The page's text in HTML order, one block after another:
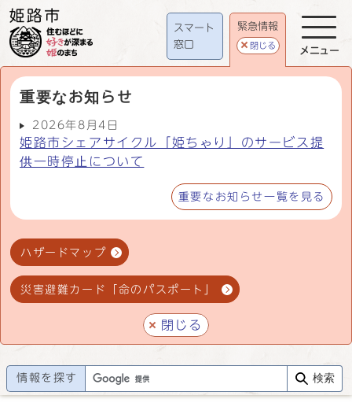
スマート
窓口
緊急情報
閉じる
重要なお知らせ
2026年8月4日
姫路市シェアサイクル「姫ちゃり」のサービス提
供一時停止について
重要なお知らせ一覧を見る
ハザードマップ
災害避難カード「命のパスポート」
閉じる
メニュー
情報を探す 検索